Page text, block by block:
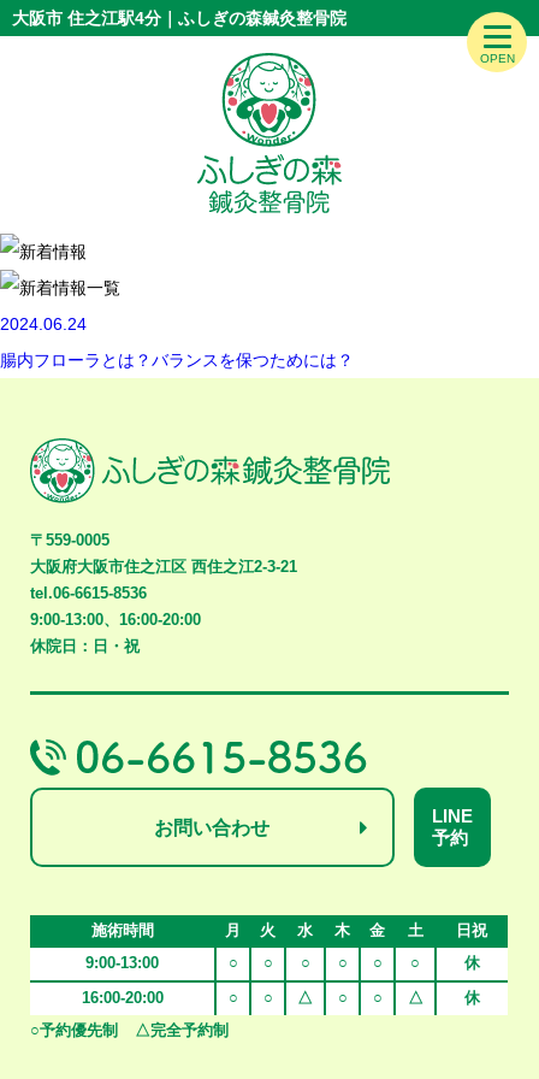
大阪市 住之江駅4分｜ふしぎの森鍼灸整骨院
2024.06.24
腸内フローラとは？バランスを保つためには？
〒559-0005
大阪府大阪市住之江区 西住之江2-3-21
tel.06-6615-8536
9:00-13:00、16:00-20:00
休院日：日・祝
お問い合わせ
LINE
予約
施術時間 月 火 水 木 金 土
日祝
9:00-13:00
○ ○ ○ ○ ○ ○ 休
16:00-20:00 ○ ○ △ ○ ○ △
休
○予約優先制
△完全予約制